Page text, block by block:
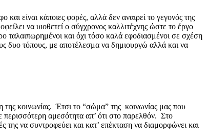
είναι κάποιες φορές, αλλά δεν αναιρεί το γεγονός της
να υιοθετεί ο σύγχρονος καλλιτέχνης ώστε το έργο
ταλαιπωρημένοι και όχι τόσο καλά εφοδιασμένοι σε σχέση
δυο τόπους, με αποτέλεσμα να δημιουργώ αλλά και να
της κοινωνίας. Έτσι το “σώμα” της κοινωνίας μας που
περισσότερη αμεσότητα απ’ ότι στο παρελθόν. Στο
της να συντροφεύει και κατ’ επέκταση να διαμορφώνει και